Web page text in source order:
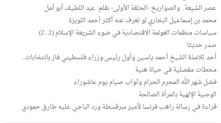
عصر الشيعة.. والصواريخ -الحلقة الأولى- بقلم: عبد اللطيف أبو أمل
محمد بن إسماعيل البخاري لو تعرف عنه أكثر أحمد اللويزة
سياسات منظمات العولمة الاقتصادية في ضوء الشريعة الإسلام (2 ـ 2)
صدر حديثا
أحد تلامذة الشيخ أحمد ياسين وأول رئيس وزراء فلسطيني فاز بانتخابات..
محطات مفصلية في حياة هنية
فضل شهر الله المحرم الحرام وثواب صيام يوم عاشوراء
الوصية الإلهية بالمرأة الصالحة
قراءة في رسالة راهب فرنسا لأمير سرقسطة ورد الباجي عليه طارق حمودي